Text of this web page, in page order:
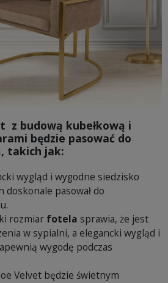
z budową kubełkową i
będzie pasować do
takich jak:
wygląd i wygodne siedzisko
doskonale pasował do
rozmiar fotela sprawia, że jest
w sypialni, a elegancki wygląd i
wygodę podczas
Velvet będzie świetnym